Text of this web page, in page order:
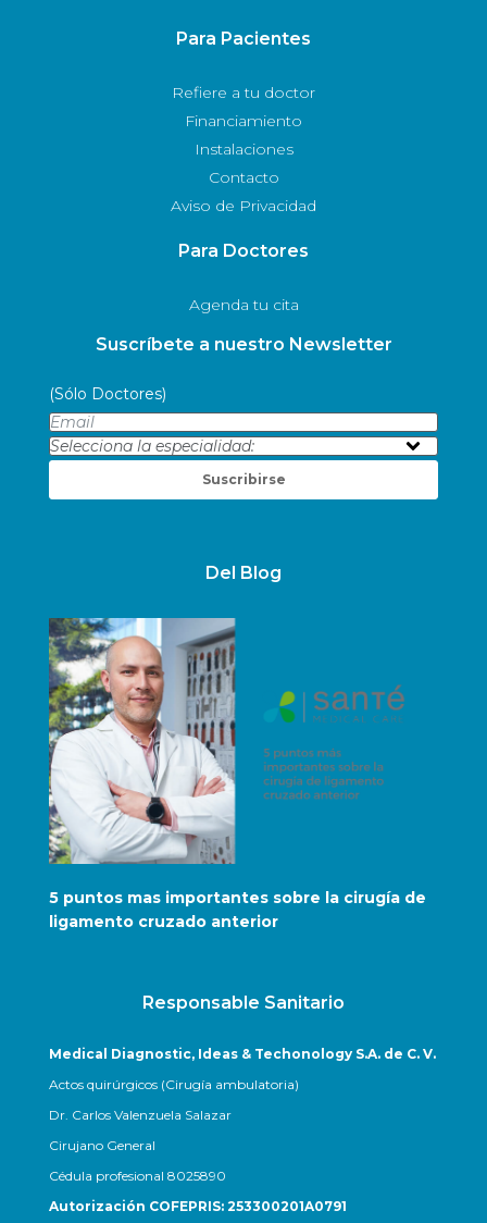
Para Pacientes
Refiere a tu doctor
Financiamiento
Instalaciones
Contacto
Aviso de Privacidad
Para Doctores
Agenda tu cita
Suscríbete a nuestro Newsletter
(Sólo Doctores)
Suscribirse
Del Blog
5 puntos mas importantes sobre la cirugía de
ligamento cruzado anterior
Responsable Sanitario
Medical Diagnostic, Ideas & Techonology S.A. de C. V.
Actos quirúrgicos (Cirugía ambulatoria)
Dr. Carlos Valenzuela Salazar
Cirujano General
Cédula profesional 8025890
Autorización COFEPRIS: 253300201A0791